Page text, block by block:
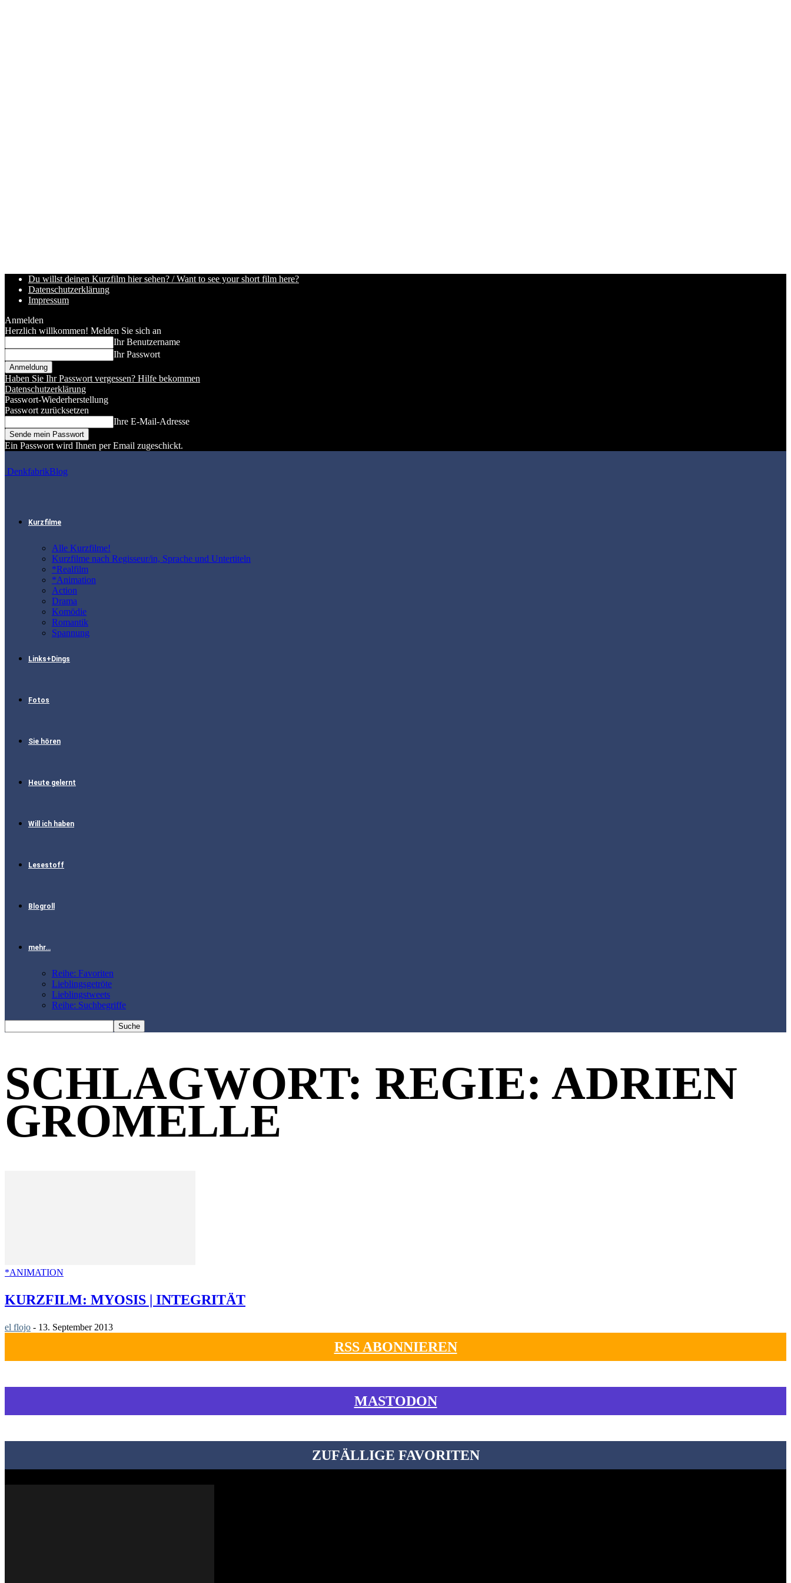
Du willst deinen Kurzfilm hier sehen? / Want to see your short film here?
Datenschutzerklärung
Impressum
Anmelden
Herzlich willkommen! Melden Sie sich an
Ihr Benutzername
Ihr Passwort
Haben Sie Ihr Passwort vergessen? Hilfe bekommen
Datenschutzerklärung
Passwort-Wiederherstellung
Passwort zurücksetzen
Ihre E-Mail-Adresse
Ein Passwort wird Ihnen per Email zugeschickt.
DenkfabrikBlog
Kurzfilme
Alle Kurzfilme!
Kurzfilme nach Regisseur/in, Sprache und Untertiteln
*Realfilm
*Animation
Action
Drama
Komödie
Romantik
Spannung
Links+Dings
Fotos
Sie hören
Heute gelernt
Will ich haben
Lesestoff
Blogroll
mehr…
Reihe: Favoriten
Lieblingsgetröte
Lieblingstweets
Reihe: Suchbegriffe
SCHLAGWORT: REGIE: ADRIEN
GROMELLE
*ANIMATION
KURZFILM: MYOSIS | INTEGRITÄT
el flojo - 13. September 2013
RSS ABONNIEREN
MASTODON
ZUFÄLLIGE FAVORITEN